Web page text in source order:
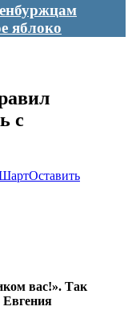
яблоко
с
Оставить
вас!». Так
Евгения